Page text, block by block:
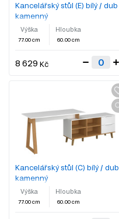
Kancelářský stůl (E) bílý / dub
kamenný
Výška
77.00 cm
Hloubka
60.00 cm
8 629 Kč
Kancelářský stůl (C) bílý / dub
kamenný
Výška
77.00 cm
Hloubka
60.00 cm